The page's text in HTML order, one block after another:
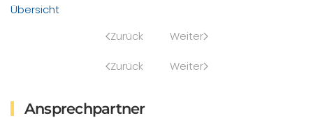
Übersicht
Zurück
Weiter
Zurück Weiter
Ansprechpartner